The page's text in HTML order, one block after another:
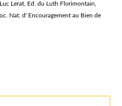
Lerat, Ed. du Luth Florimontain,
Nat. d' Encouragement au Bien de